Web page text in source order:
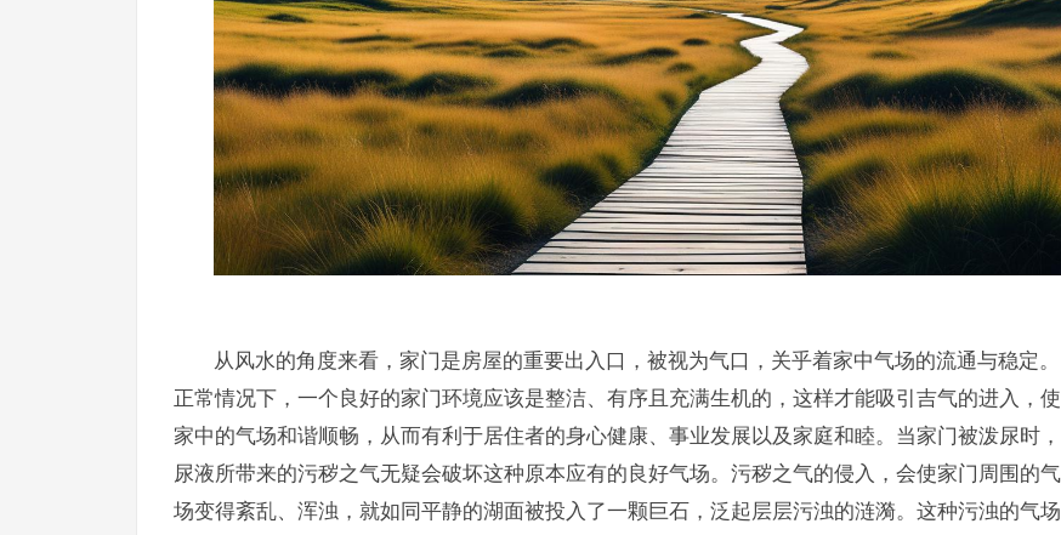
从风水的角度来看，家门是房屋的重要出入口，被视为气口，关乎着家中气场的流通与稳定。
正常情况下，一个良好的家门环境应该是整洁、有序且充满生机的，这样才能吸引吉气的进入，使
家中的气场和谐顺畅，从而有利于居住者的身心健康、事业发展以及家庭和睦。当家门被泼尿时，
尿液所带来的污秽之气无疑会破坏这种原本应有的良好气场。污秽之气的侵入，会使家门周围的气
场变得紊乱、浑浊，就如同平静的湖面被投入了一颗巨石，泛起层层污浊的涟漪。这种污浊的气场